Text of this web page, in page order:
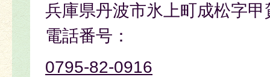
兵庫県丹波市氷上町成松字甲
電話番号：
0795-82-0916